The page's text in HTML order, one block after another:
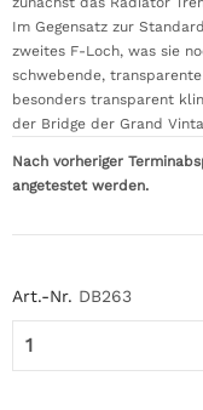
Art.-Nr. DB263
Im Gegensatz zur
zweites F-Loch, was sie
schwebende,
besonders transparent
der Bridge der Grand
Nach vorheriger
angetestet werden.